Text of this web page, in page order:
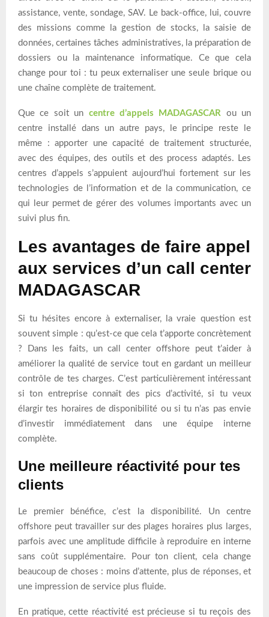
assistance, vente, sondage, SAV. Le back-office, lui, couvre
des missions comme la gestion de stocks, la saisie de
données, certaines tâches administratives, la préparation de
dossiers ou la maintenance informatique. Ce que cela
change pour toi : tu peux externaliser une seule brique ou
une chaîne complète de traitement.
Que ce soit un centre d’appels MADAGASCAR ou un
centre installé dans un autre pays, le principe reste le
même : apporter une capacité de traitement structurée,
avec des équipes, des outils et des process adaptés. Les
centres d’appels s’appuient aujourd’hui fortement sur les
technologies de l’information et de la communication, ce
qui leur permet de gérer des volumes importants avec un
suivi plus fin.
Les avantages de faire appel
aux services d’un call center
MADAGASCAR
Si tu hésites encore à externaliser, la vraie question est
souvent simple : qu’est-ce que cela t’apporte concrètement
? Dans les faits, un call center offshore peut t’aider à
améliorer la qualité de service tout en gardant un meilleur
contrôle de tes charges. C’est particulièrement intéressant
si ton entreprise connaît des pics d’activité, si tu veux
élargir tes horaires de disponibilité ou si tu n’as pas envie
d’investir immédiatement dans une équipe interne
complète.
Une meilleure réactivité pour tes
clients
Le premier bénéfice, c’est la disponibilité. Un centre
offshore peut travailler sur des plages horaires plus larges,
parfois avec une amplitude difficile à reproduire en interne
sans coût supplémentaire. Pour ton client, cela change
beaucoup de choses : moins d’attente, plus de réponses, et
une impression de service plus fluide.
En pratique, cette réactivité est précieuse si tu reçois des